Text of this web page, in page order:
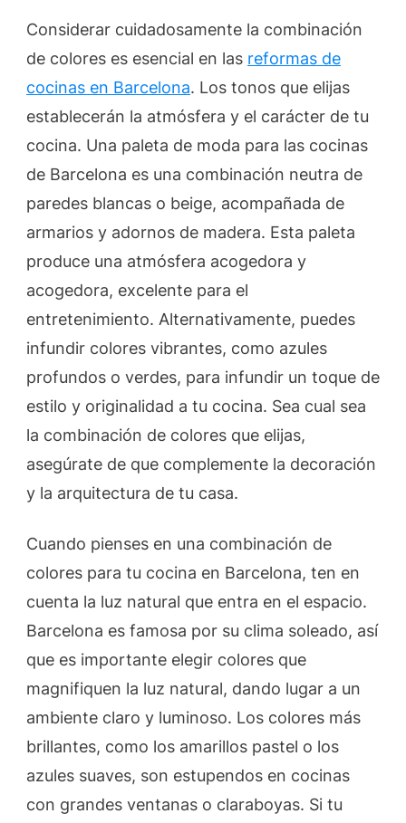
Considerar cuidadosamente la combinación
de colores es esencial en las reformas de
cocinas en Barcelona. Los tonos que elijas
establecerán la atmósfera y el carácter de tu
cocina. Una paleta de moda para las cocinas
de Barcelona es una combinación neutra de
paredes blancas o beige, acompañada de
armarios y adornos de madera. Esta paleta
produce una atmósfera acogedora y
acogedora, excelente para el
entretenimiento. Alternativamente, puedes
infundir colores vibrantes, como azules
profundos o verdes, para infundir un toque de
estilo y originalidad a tu cocina. Sea cual sea
la combinación de colores que elijas,
asegúrate de que complemente la decoración
y la arquitectura de tu casa.
Cuando pienses en una combinación de
colores para tu cocina en Barcelona, ten en
cuenta la luz natural que entra en el espacio.
Barcelona es famosa por su clima soleado, así
que es importante elegir colores que
magnifiquen la luz natural, dando lugar a un
ambiente claro y luminoso. Los colores más
brillantes, como los amarillos pastel o los
azules suaves, son estupendos en cocinas
con grandes ventanas o claraboyas. Si tu